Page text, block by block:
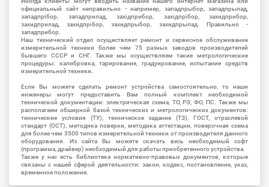
официальный сайт неправильно - например, западпрыбор, западпрылад,
западпрібор, западприлад, західприбор, західпрібор, захидприбор,
захидприлад, захидпрібор, захидпрыбор, захидпрылад. Правильно -
западприбор.
Наш технический отдел осуществляет ремонт и сервисное обслуживание
измерительной техники более чем 75 разных заводов производителей
бывшего СССР и СНГ. Также мы осуществляем такие метрологические
процедуры: калибровка, тарирование, градуирование, испытание средств
измерительной техники.
Если Вы можете сделать ремонт устройства самостоятельно, то наши
инженеры могут предоставить Вам полный комплект необходимой
технической документации: электрическая схема, ТО, РЭ, ФО, ПС. Также мы
располагаем обширной базой технических и метрологических документов:
технические условия (ТУ), техническое задание (ТЗ), ГОСТ, отраслевой
стандарт (ОСТ), методика поверки, методика аттестации, поверочная схема
для более чем 3500 типов измерительной техники от производителя данного
оборудования. Из сайта Вы можете скачать весь необходимый софт
(программа, драйвер) необходимый для работы приобретенного устройства.
Также у нас есть библиотека нормативно-правовых документов, которые
связаны с нашей сферой деятельности: закон, кодекс, постановление, указ,
временное положение.